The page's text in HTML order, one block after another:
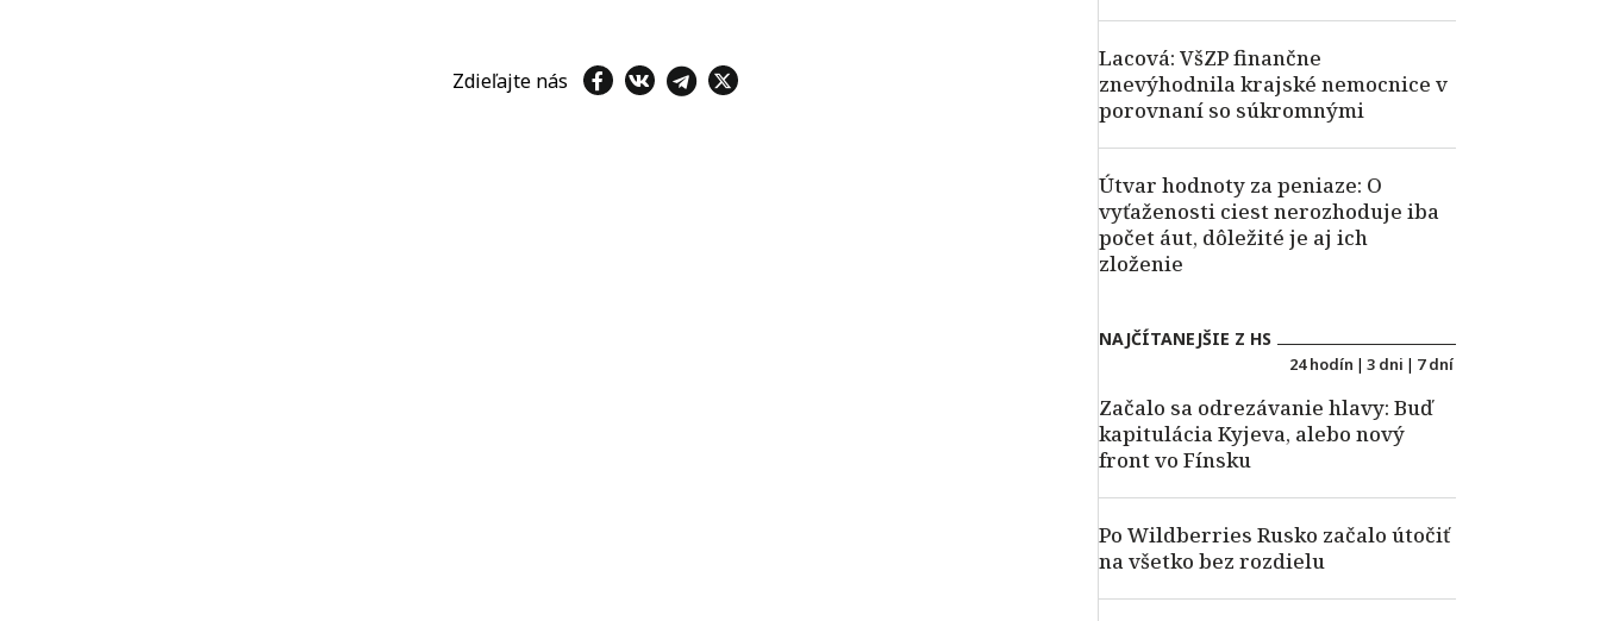
Zdieľajte nás
Lacová: VšZP finančne
znevýhodnila krajské nemocnice v
porovnaní so súkromnými
Útvar hodnoty za peniaze: O
vyťaženosti ciest nerozhoduje iba
počet áut, dôležité je aj ich
zloženie
NAJČÍTANEJŠIE Z HS
24 hodín | 3 dni | 7 dní
Začalo sa odrezávanie hlavy: Buď
kapitulácia Kyjeva, alebo nový
front vo Fínsku
Po Wildberries Rusko začalo útočiť
na všetko bez rozdielu